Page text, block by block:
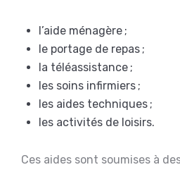
l’aide ménagère ;
le portage de repas ;
la téléassistance ;
les soins infirmiers ;
les aides techniques ;
les activités de loisirs.
Ces aides sont soumises à